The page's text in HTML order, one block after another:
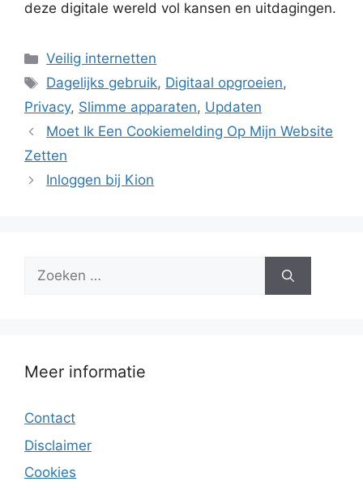
deze digitale wereld vol kansen en uitdagingen.
Categorieën
Veilig internetten
Tags
Dagelijks gebruik, Digitaal opgroeien,
Privacy, Slimme apparaten, Updaten
Moet Ik Een Cookiemelding Op Mijn Website
Zetten
Inloggen bij Kion
Zoek
Meer informatie
Contact
Disclaimer
Cookies